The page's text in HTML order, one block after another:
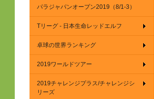
パラジャパンオープン2019（8/1-3）
Tリーグ - 日本生命レッドエルフ
卓球の世界ランキング
2019ワールドツアー
2019チャレンジプラス/チャレンジシ
リーズ